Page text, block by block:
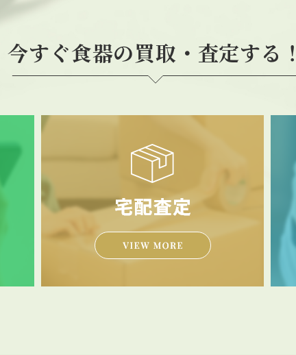
今すぐ食器の買取・査定する！